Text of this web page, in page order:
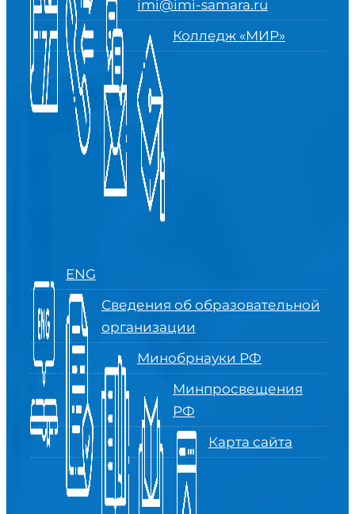
imi@imi-samara.ru
Колледж «МИР»
ENG
Сведения об образовательной
организации
Минобрнауки РФ
Минпросвещения
РФ
Карта сайта